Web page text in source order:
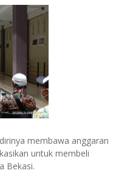
membawa anggaran
untuk membeli
Bekasi.